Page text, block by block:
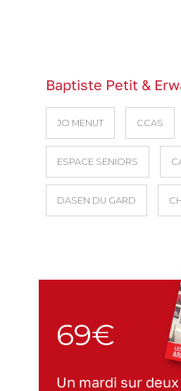
Baptiste Petit &
JO MENUT CCAS
ESPACE SENIORS
DASEN DU GARD
69€
Un mardi sur